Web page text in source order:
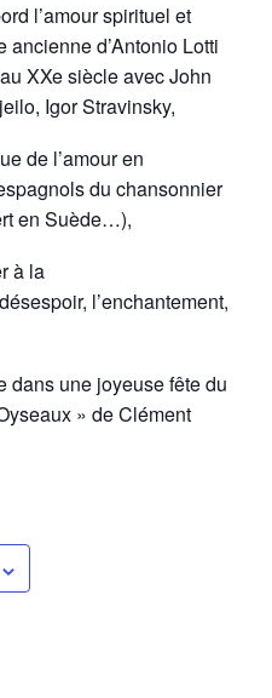
l’amour spirituel et
d’Antonio Lotti
XXe siècle avec John
Igor Stravinsky,
de l’amour en
du chansonnier
en Suède…),
à la
l’enchantement,
dans une joyeuse fête du
» de Clément